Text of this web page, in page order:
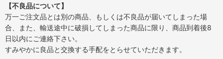
【不良品について】
万一ご注文品とは別の商品、もしくは不良品が届いてしまった場
合、また、輸送途中に破損してしまった商品に限り、商品到着後8
日以内にご連絡下さい。
すみやかに良品と交換する手配をとらせていただきます。